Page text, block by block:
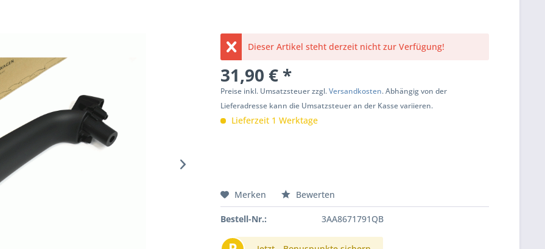
Dieser Artikel steht derzeit nicht zur Verfügung!
31,90 € *
Preise inkl. Umsatzsteuer zzgl.Versandkosten. Abhängig von der
Lieferadresse kann die Umsatzsteuer an der Kasse variieren.
Lieferzeit 1 Werktage
Merken Bewerten
Bestell-Nr.: 3AA8671791QB